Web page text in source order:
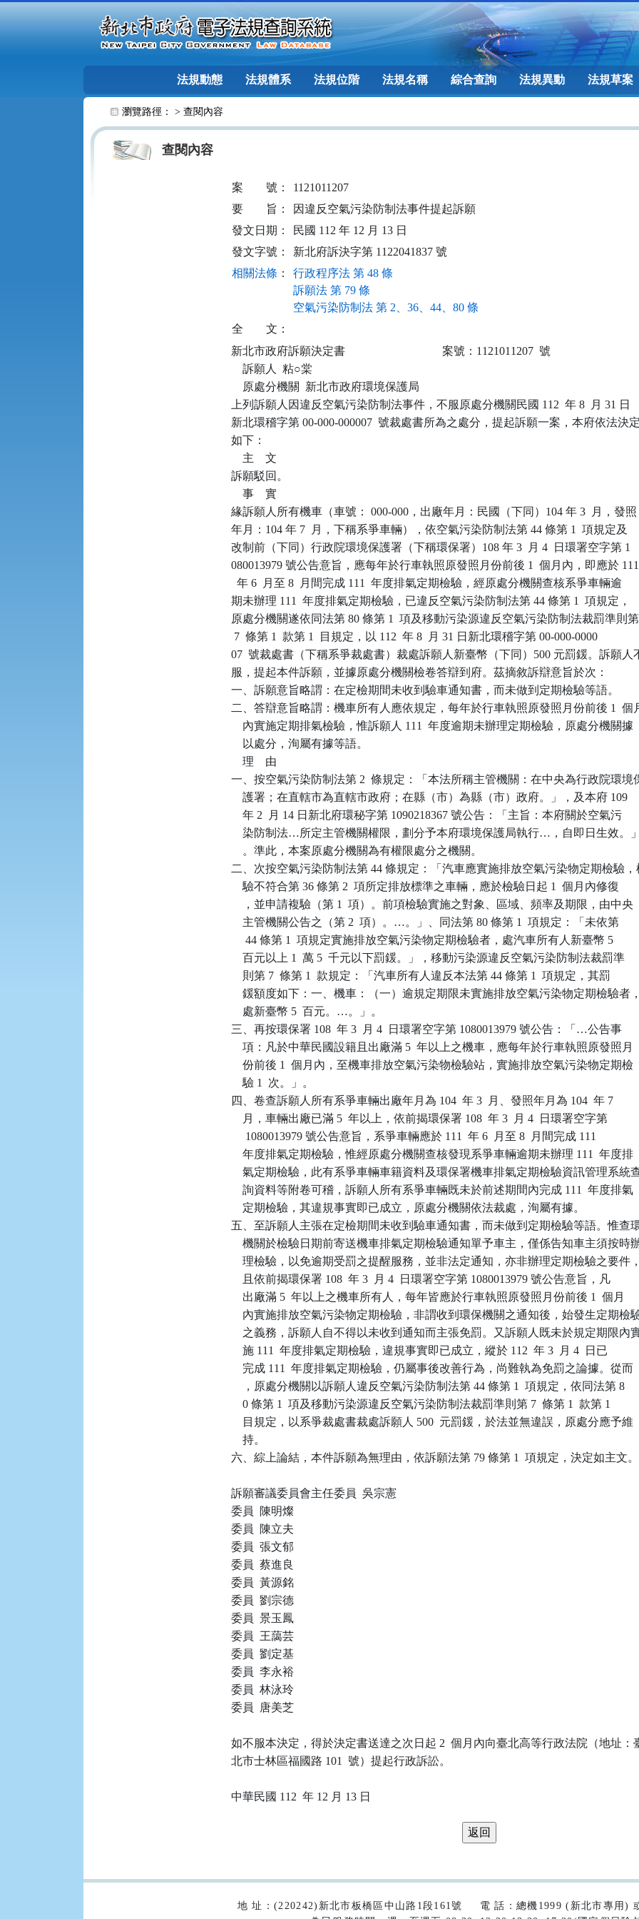
法規動態 法規體系 法規位階 法規名稱 綜合查詢 法規異動 法規草案
瀏覽路徑： > 查閱內容
查閱內容
案 號：
1121011207
要
旨：
因違反空氣污染防制法事件提起訴願
發文日期：
民國 112 年 12 月 13 日
發文字號：
新北府訴決字第 1122041837 號
相關法條 ：
行政程序法 第 48 條
訴願法 第 79 條
空氣污染防制法 第 2、36、44、80 條
全
文：
新北市政府訴願決定書                                  案號：1121011207  號
    訴願人  粘○棠
    原處分機關  新北市政府環境保護局
上列訴願人因違反空氣污染防制法事件，不服原處分機關民國 112  年 8  月 31 日
新北環稽字第 00-000-000007  號裁處書所為之處分，提起訴願一案，本府依法決定
如下：
    主    文
訴願駁回。
    事    實
緣訴願人所有機車（車號： 000-000，出廠年月：民國（下同）104 年 3  月，發照
年月：104 年 7  月，下稱系爭車輛），依空氣污染防制法第 44 條第 1  項規定及
改制前（下同）行政院環境保護署（下稱環保署）108 年 3  月 4  日環署空字第 1
080013979 號公告意旨，應每年於行車執照原發照月份前後 1  個月內，即應於 111
  年 6  月至 8  月間完成 111  年度排氣定期檢驗，經原處分機關查核系爭車輛逾
期未辦理 111  年度排氣定期檢驗，已違反空氣污染防制法第 44 條第 1  項規定，
原處分機關遂依同法第 80 條第 1  項及移動污染源違反空氣污染防制法裁罰準則第
7  條第 1  款第 1  目規定，以 112  年 8  月 31 日新北環稽字第 00-000-0000
07  號裁處書（下稱系爭裁處書）裁處訴願人新臺幣（下同）500 元罰鍰。訴願人
服，提起本件訴願，並據原處分機關檢卷答辯到府。茲摘敘訴辯意旨於次：
一、訴願意旨略謂：在定檢期間未收到驗車通知書，而未做到定期檢驗等語。
二、答辯意旨略謂：機車所有人應依規定，每年於行車執照原發照月份前後 1  個
    內實施定期排氣檢驗，惟訴願人 111  年度逾期未辦理定期檢驗，原處分機關據
    以處分，洵屬有據等語。
    理    由
一、按空氣污染防制法第 2  條規定：「本法所稱主管機關：在中央為行政院環境
    護署；在直轄市為直轄市政府；在縣（市）為縣（市）政府。」，及本府 109
    年 2  月 14 日新北府環秘字第 1090218367 號公告：「主旨：本府關於空氣污
    染防制法…所定主管機關權限，劃分予本府環境保護局執行…，自即日生效。」
    。準此，本案原處分機關為有權限處分之機關。
二、次按空氣污染防制法第 44 條規定：「汽車應實施排放空氣污染物定期檢驗，
    驗不符合第 36 條第 2  項所定排放標準之車輛，應於檢驗日起 1  個月內修復
    ，並申請複驗（第 1  項）。前項檢驗實施之對象、區域、頻率及期限，由中央
    主管機關公告之（第 2  項）。…。」、同法第 80 條第 1  項規定：「未依第
     44 條第 1  項規定實施排放空氣污染物定期檢驗者，處汽車所有人新臺幣 5
    百元以上 1  萬 5  千元以下罰鍰。」，移動污染源違反空氣污染防制法裁罰準
    則第 7  條第 1  款規定：「汽車所有人違反本法第 44 條第 1  項規定，其罰
    鍰額度如下：一、機車：（一）逾規定期限未實施排放空氣污染物定期檢驗者，
    處新臺幣 5  百元。…。」。
三、再按環保署 108  年 3  月 4  日環署空字第 1080013979 號公告：「…公告事
    項：凡於中華民國設籍且出廠滿 5  年以上之機車，應每年於行車執照原發照月
    份前後 1  個月內，至機車排放空氣污染物檢驗站，實施排放空氣污染物定期檢
    驗 1  次。」。
四、卷查訴願人所有系爭車輛出廠年月為 104  年 3  月、發照年月為 104  年 7
    月，車輛出廠已滿 5  年以上，依前揭環保署 108  年 3  月 4  日環署空字第
     1080013979 號公告意旨，系爭車輛應於 111  年 6  月至 8  月間完成 111
    年度排氣定期檢驗，惟經原處分機關查核發現系爭車輛逾期未辦理 111  年度排
氣定期檢驗，此有系爭車輛車籍資料及環保署機車排氣定期檢驗資訊管理系統
    詢資料等附卷可稽，訴願人所有系爭車輛既未於前述期間內完成 111  年度排氣
    定期檢驗，其違規事實即已成立，原處分機關依法裁處，洵屬有據。
五、至訴願人主張在定檢期間未收到驗車通知書，而未做到定期檢驗等語。惟查
機關於檢驗日期前寄送機車排氣定期檢驗通知單予車主，僅係告知車主須按時
    理檢驗，以免逾期受罰之提醒服務，並非法定通知，亦非辦理定期檢驗之要件，
    且依前揭環保署 108  年 3  月 4  日環署空字第 1080013979 號公告意旨，凡
    出廠滿 5  年以上之機車所有人，每年皆應於行車執照原發照月份前後 1  個月
內實施排放空氣污染物定期檢驗，非謂收到環保機關之通知後，始發生定期檢
之義務，訴願人自不得以未收到通知而主張免罰。又訴願人既未於規定期限內
    施 111  年度排氣定期檢驗，違規事實即已成立，縱於 112  年 3  月 4  日已
    完成 111  年度排氣定期檢驗，仍屬事後改善行為，尚難執為免罰之論據。從而
    ，原處分機關以訴願人違反空氣污染防制法第 44 條第 1  項規定，依同法第 8
    0 條第 1  項及移動污染源違反空氣污染防制法裁罰準則第 7  條第 1  款第 1
    目規定，以系爭裁處書裁處訴願人 500  元罰鍰，於法並無違誤，原處分應予維
    持。
六、綜上論結，本件訴願為無理由，依訴願法第 79 條第 1  項規定，決定如主文。
訴願審議委員會主任委員  吳宗憲
委員  陳明燦
委員  陳立夫
委員  張文郁
委員  蔡進良
委員  黃源銘
委員  劉宗德
委員  景玉鳳
委員  王藹芸
委員  劉定基
委員  李永裕
委員  林泳玲
委員  唐美芝
如不服本決定，得於決定書送達之次日起 2  個月內向臺北高等行政法院（地址：
北市士林區福國路 101  號）提起行政訴訟。
地 址：(220242)新北市板橋區中山路1段161號
電 話：總機1999 (新北市專用)